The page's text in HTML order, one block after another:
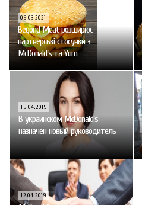
05.03.2021
Beyond Meat розширює
партнерські стосунки з
McDonald’s та Yum
15.04.2019
В украинском McDonald’s
назначен новый руководитель
12.04.2019